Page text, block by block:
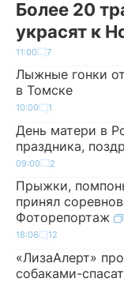
Более 20
украсят к
11:00 7
Лыжные гонки
в Томске
10:00 1
День матери в
праздника,
09:00 2
Прыжки,
принял
Фоторепортаж
18:06 12
«ЛизаАлерт»
собаками-